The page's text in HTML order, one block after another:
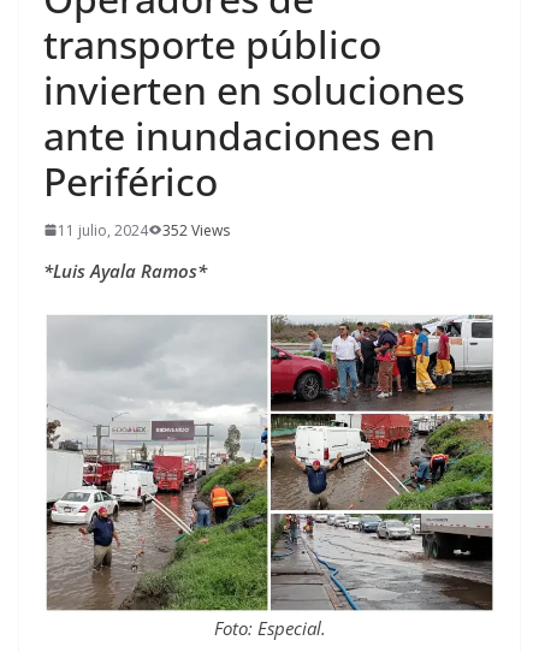
transporte público
invierten en soluciones
ante inundaciones en
Periférico
11 julio, 2024 352 Views
*Luis Ayala Ramos*
Foto: Especial.